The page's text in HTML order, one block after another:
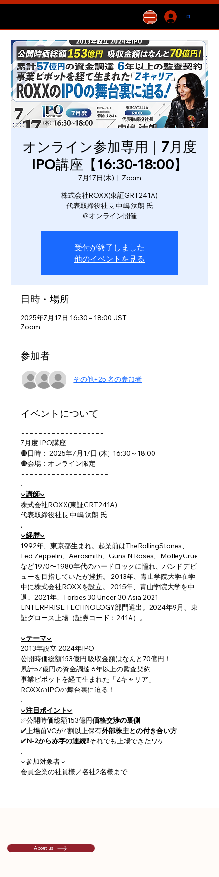
ログイン
オンライン参加専用｜7月度
IPO講座【16:30-18:00】
7月17日(木)
  |
Zoom
株式会社ROXX(東証GRT241A)
代表取締役社長 中嶋 汰朗 氏
＠オンライン開催
受付が終了しました
他のイベントを見る
日時・場所
2025年7月17日 16:30 – 18:00 JST
Zoom
参加者
その他+25 名の参加者
イベントについて
===================
7月度 IPO講座
🔴日時： 2025年7月17日 (木)  16:30～18:00
🔴会場：オンライン限定
====================
.
▼講師▼
株式会社ROXX(東証GRT241A)
代表取締役社長 中嶋 汰朗 氏
.
▼経歴▼
1992年、東京都生まれ。起業前はTheRollingStones、
Led Zeppelin、Aerosmith、Guns N'Roses、MotleyCrue
など1970〜1980年代のハードロックに憧れ、バンドデビ
ューを目指していたが挫折。 2013年、青山学院大学在学
中に株式会社ROXXを設立。 2015年、青山学院大学を中
退。2021年、Forbes 30 Under 30 Asia 2021
ENTERPRISE TECHNOLOGY部門選出。2024年9月、東
証グロース上場（証券コード：241A）。
▼テーマ▼
2013年設立 2024年IPO
公開時価総額153億円 吸収金額はなんと70億円！
累計57億円の資金調達 6年以上の監査契約
事業ピボットを経て生まれた「Zキャリア」
ROXXのIPOの舞台裏に迫る！
.
▼注目ポイント▼
✅公開時価総額153億円価格交渉の裏側
✅ 上場前VCが4割以上保有外部株主との付き合い方
✅N-2から赤字の連続⁉それでも上場できたワケ
.
▼参加対象者▼
会員企業の社員様／各社2名様まで
About us